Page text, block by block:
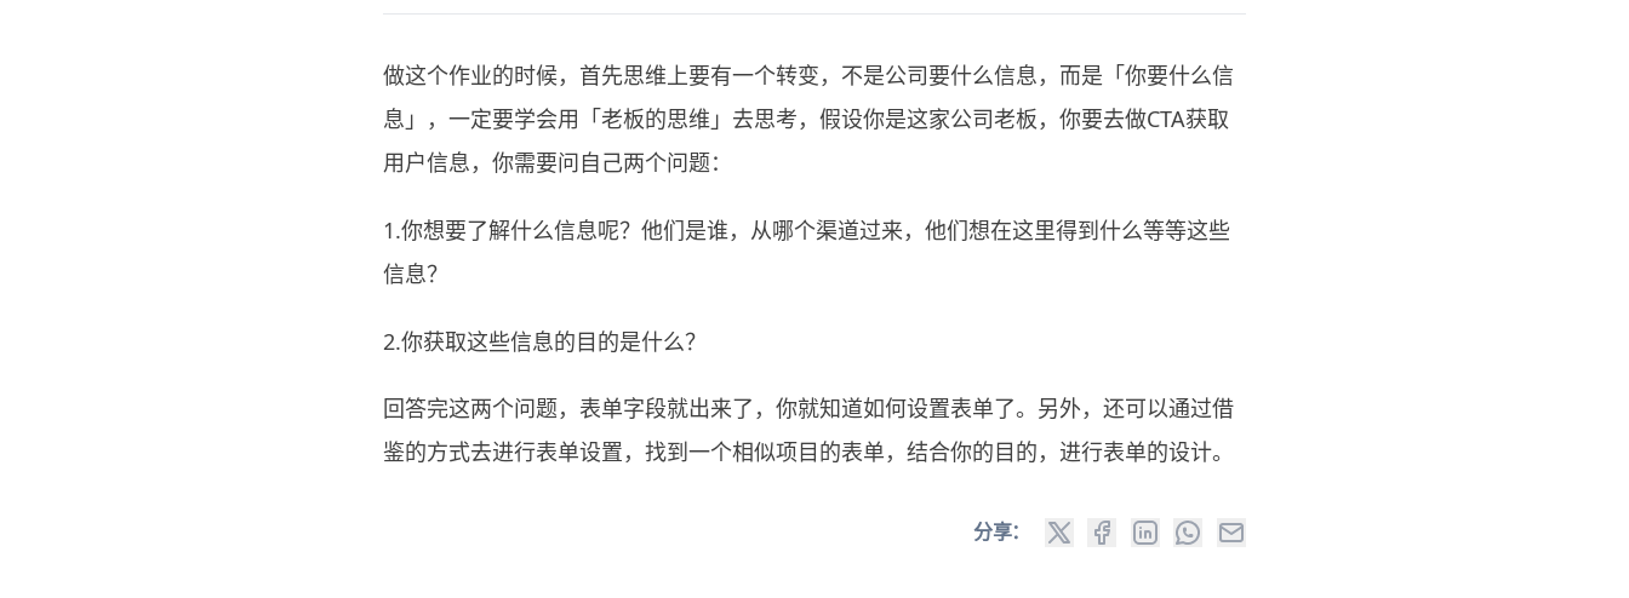
做这个作业的时候，首先思维上要有一个转变，不是公司要什么信息，而是「你要什么信
息」，一定要学会用「老板的思维」去思考，假设你是这家公司老板，你要去做CTA获取
用户信息，你需要问自己两个问题：
1.你想要了解什么信息呢？他们是谁，从哪个渠道过来，他们想在这里得到什么等等这些
信息？
2.你获取这些信息的目的是什么？
回答完这两个问题，表单字段就出来了，你就知道如何设置表单了。另外，还可以通过借
鉴的方式去进行表单设置，找到一个相似项目的表单，结合你的目的，进行表单的设计。
分享：